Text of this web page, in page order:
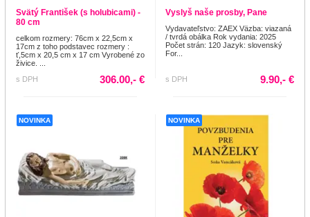
Svätý František (s holubicami) -
80 cm
celkom rozmery: 76cm x 22,5cm x
17cm z toho podstavec rozmery :
ť,5cm x 20,5 cm x 17 cm Vyrobené zo
živice. ...
s DPH
306.00,- €
Vyslyš naše prosby, Pane
Vydavateľstvo: ZAEX Väzba: viazaná
/ tvrdá obálka Rok vydania: 2025
Počet strán: 120 Jazyk: slovenský
For...
s DPH 9.90,- €
NOVINKA NOVINKA